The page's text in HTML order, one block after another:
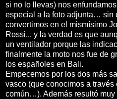
si no lo llevas) nos
especial a la foto adjunta… sin
convertimos en el mismísimo
Rossi... y la verdad es que
un ventilador porque las
finalmente la moto nos fue de
los españoles en Bali.
Empecemos por los dos más
vasco (que conocimos a través
común…). Además resultó